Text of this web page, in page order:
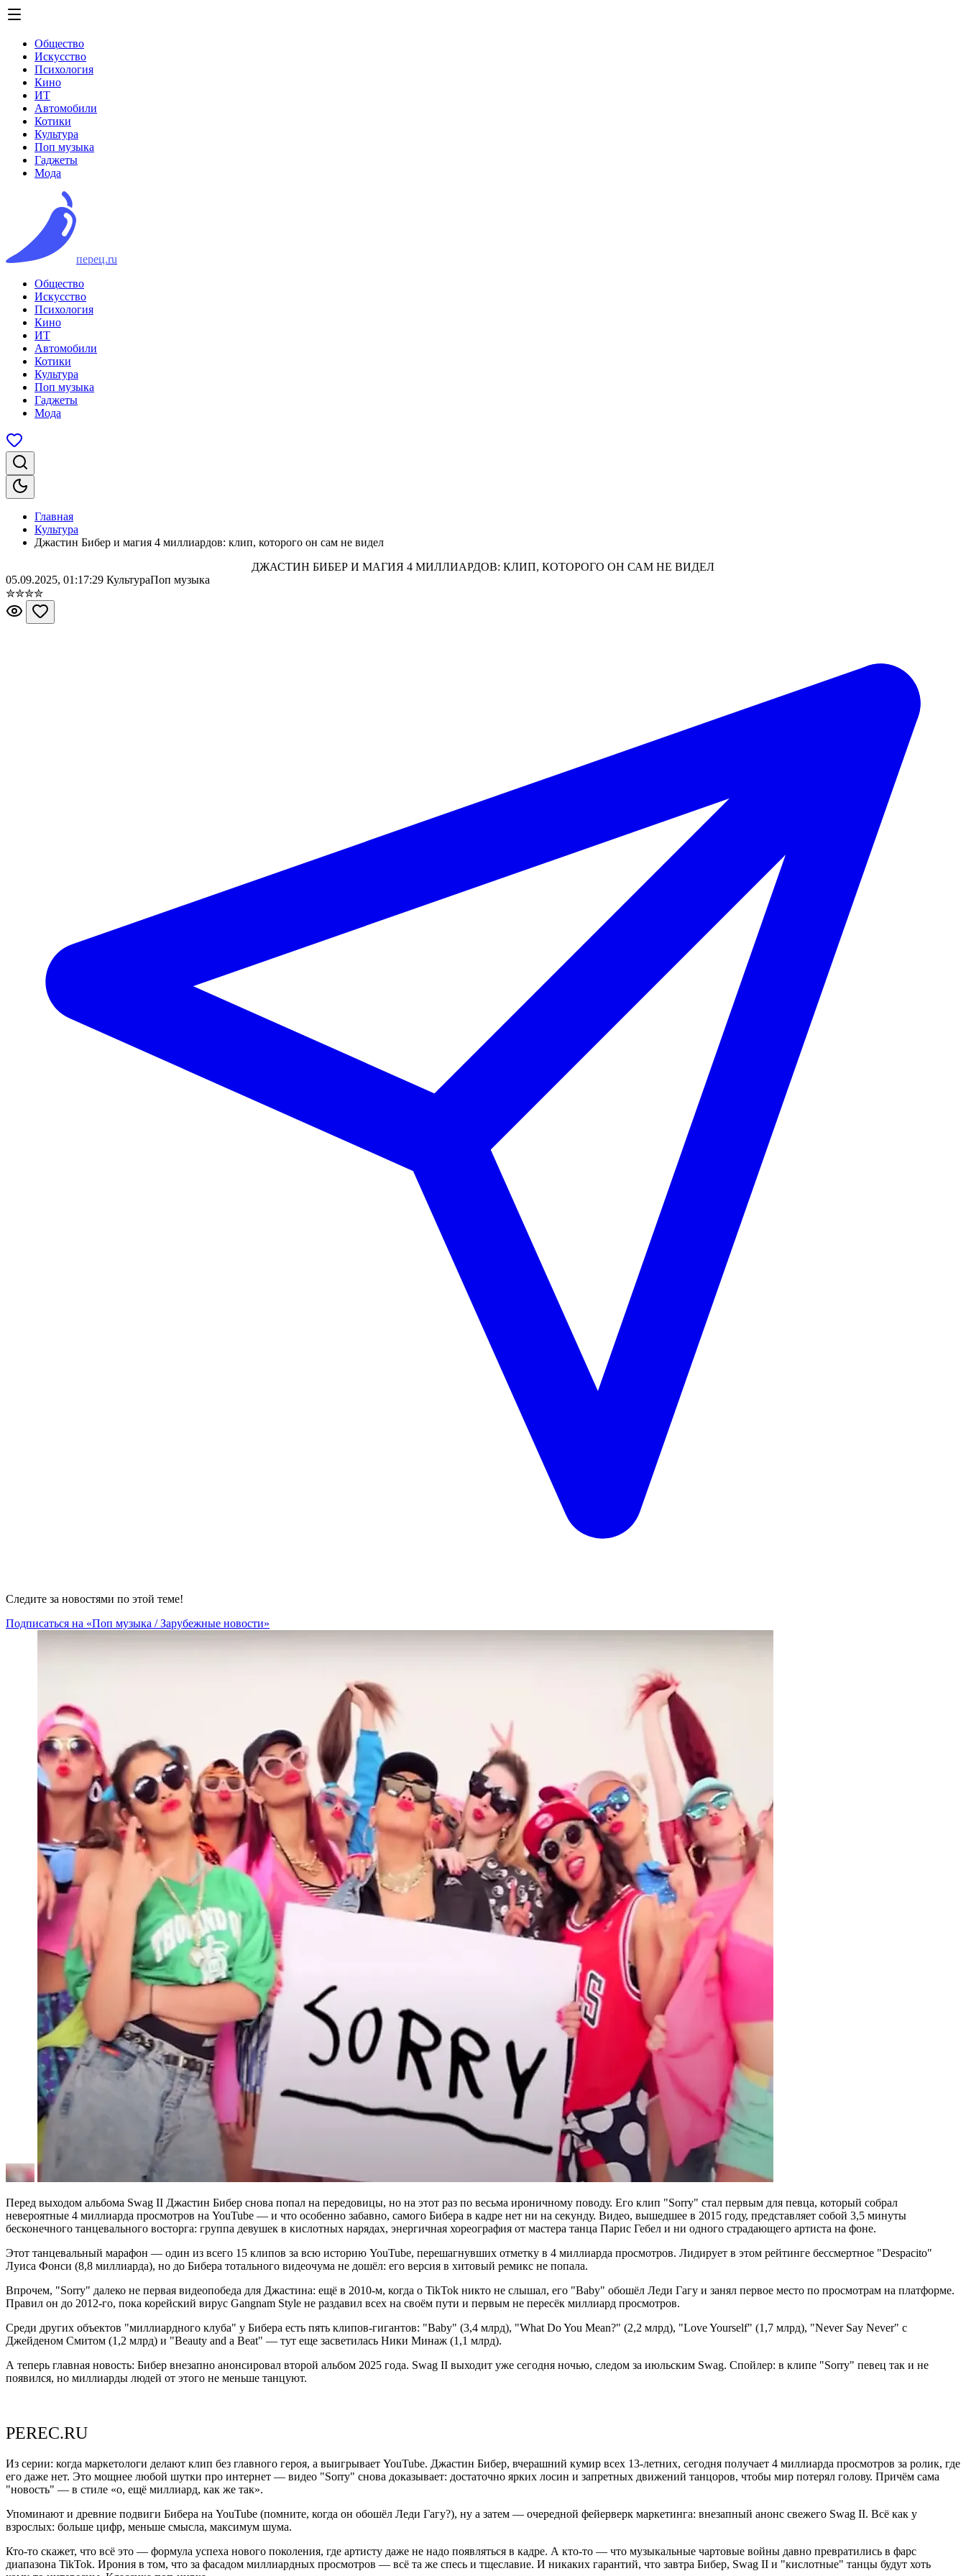
Общество
Искусство
Психология
Кино
ИТ
Автомобили
Котики
Культура
Поп музыка
Гаджеты
Мода
перец.ru
Общество
Искусство
Психология
Кино
ИТ
Автомобили
Котики
Культура
Поп музыка
Гаджеты
Мода
Главная
Культура
Джастин Бибер и магия 4 миллиардов: клип, которого он сам не видел
ДЖАСТИН БИБЕР И МАГИЯ 4 МИЛЛИАРДОВ: КЛИП, КОТОРОГО ОН САМ НЕ ВИДЕЛ
05.09.2025, 01:17:29 КультураПоп музыка
✮✮✮✮
Следите за новостями по этой теме!
Подписаться на «Поп музыка / Зарубежные новости»
Перед выходом альбома Swag II Джастин Бибер снова попал на передовицы, но на этот раз по весьма ироничному поводу. Его клип "Sorry" стал первым для певца, который собрал
невероятные 4 миллиарда просмотров на YouTube — и что особенно забавно, самого Бибера в кадре нет ни на секунду. Видео, вышедшее в 2015 году, представляет собой 3,5 минуты
бесконечного танцевального восторга: группа девушек в кислотных нарядах, энергичная хореография от мастера танца Парис Гебел и ни одного страдающего артиста на фоне.
Этот танцевальный марафон — один из всего 15 клипов за всю историю YouTube, перешагнувших отметку в 4 миллиарда просмотров. Лидирует в этом рейтинге бессмертное "Despacito"
Луиса Фонси (8,8 миллиарда), но до Бибера тотального видеочума не дошёл: его версия в хитовый ремикс не попала.
Впрочем, "Sorry" далеко не первая видеопобеда для Джастина: ещё в 2010-м, когда о TikTok никто не слышал, его "Baby" обошёл Леди Гагу и занял первое место по просмотрам на платформе.
Правил он до 2012-го, пока корейский вирус Gangnam Style не раздавил всех на своём пути и первым не пересёк миллиард просмотров.
Среди других объектов "миллиардного клуба" у Бибера есть пять клипов-гигантов: "Baby" (3,4 млрд), "What Do You Mean?" (2,2 млрд), "Love Yourself" (1,7 млрд), "Never Say Never" с
Джейденом Смитом (1,2 млрд) и "Beauty and a Beat" — тут еще засветилась Ники Минаж (1,1 млрд).
А теперь главная новость: Бибер внезапно анонсировал второй альбом 2025 года. Swag II выходит уже сегодня ночью, следом за июльским Swag. Спойлер: в клипе "Sorry" певец так и не
появился, но миллиарды людей от этого не меньше танцуют.
PEREC.RU
Из серии: когда маркетологи делают клип без главного героя, а выигрывает YouTube. Джастин Бибер, вчерашний кумир всех 13-летних, сегодня получает 4 миллиарда просмотров за ролик, где
его даже нет. Это мощнее любой шутки про интернет — видео "Sorry" снова доказывает: достаточно ярких лосин и запретных движений танцоров, чтобы мир потерял голову. Причём сама
"новость" — в стиле «о, ещё миллиард, как же так».
Упоминают и древние подвиги Бибера на YouTube (помните, когда он обошёл Леди Гагу?), ну а затем — очередной фейерверк маркетинга: внезапный анонс свежего Swag II. Всё как у
взрослых: больше цифр, меньше смысла, максимум шума.
Кто-то скажет, что всё это — формула успеха нового поколения, где артисту даже не надо появляться в кадре. А кто-то — что музыкальные чартовые войны давно превратились в фарс
диапазона TikTok. Ирония в том, что за фасадом миллиардных просмотров — всё та же спесь и тщеславие. И никаких гарантий, что завтра Бибер, Swag II и "кислотные" танцы будут хоть